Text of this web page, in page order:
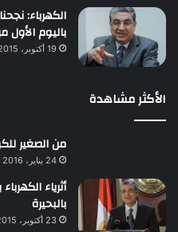
الكهرباء:
باليوم الأول
19 أكتوبر، 2015
الأكثر مشاهدة
من الصغير
24 يناير، 2016
أثرياء
بالبحيرة
23 أكتوبر، 2015